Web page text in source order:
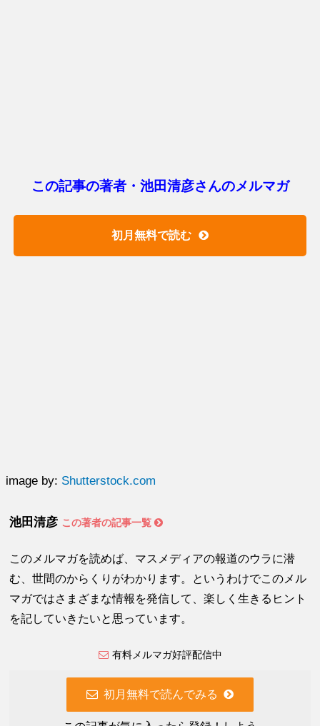
この記事の著者・池田清彦さんのメルマガ
初月無料で読む
image by: Shutterstock.com
池田清彦 この著者の記事一覧
このメルマガを読めば、マスメディアの報道のウラに潜
む、世間のからくりがわかります。というわけでこのメル
マガではさまざまな情報を発信して、楽しく生きるヒント
を記していきたいと思っています。
有料メルマガ好評配信中
初月無料で読んでみる